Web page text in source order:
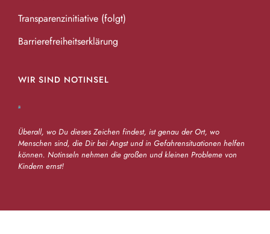
Transparenzinitiative (folgt)
Barrierefreiheitserklärung
WIR SIND NOTINSEL
Überall, wo Du dieses Zeichen findest, ist genau der Ort, wo
Menschen sind, die Dir bei Angst und in Gefahrensituationen helfen
können. Notinseln nehmen die großen und kleinen Probleme von
Kindern ernst!